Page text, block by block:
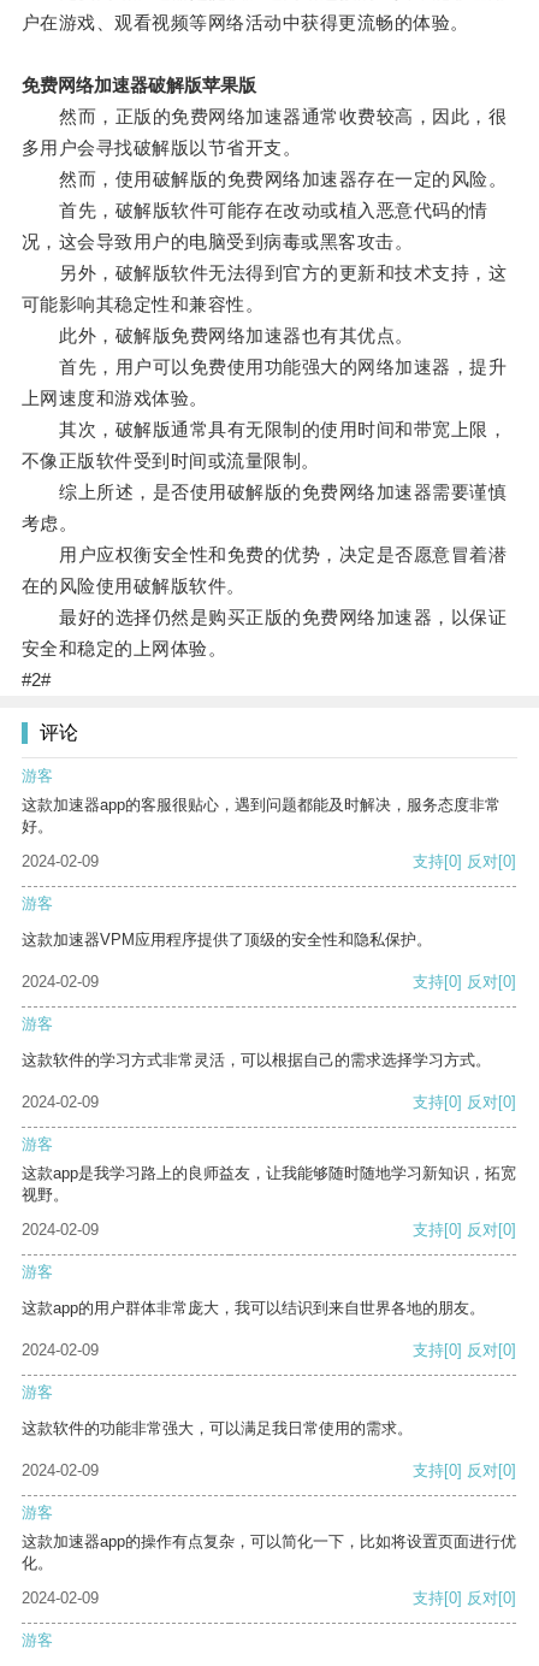
户在游戏、观看视频等网络活动中获得更流畅的体验。
免费网络加速器破解版苹果版
然而，正版的免费网络加速器通常收费较高，因此，很
多用户会寻找破解版以节省开支。
然而，使用破解版的免费网络加速器存在一定的风险。
首先，破解版软件可能存在改动或植入恶意代码的情
况，这会导致用户的电脑受到病毒或黑客攻击。
另外，破解版软件无法得到官方的更新和技术支持，这
可能影响其稳定性和兼容性。
此外，破解版免费网络加速器也有其优点。
首先，用户可以免费使用功能强大的网络加速器，提升
上网速度和游戏体验。
其次，破解版通常具有无限制的使用时间和带宽上限，
不像正版软件受到时间或流量限制。
综上所述，是否使用破解版的免费网络加速器需要谨慎
考虑。
用户应权衡安全性和免费的优势，决定是否愿意冒着潜
在的风险使用破解版软件。
最好的选择仍然是购买正版的免费网络加速器，以保证
安全和稳定的上网体验。
#2#
评论
游客
这款加速器app的客服很贴心，遇到问题都能及时解决，服务态度非常
好。
2024-02-09
支持[0] 反对[0]
游客
这款加速器VPM应用程序提供了顶级的安全性和隐私保护。
2024-02-09 支持[0] 反对[0]
游客
这款软件的学习方式非常灵活，可以根据自己的需求选择学习方式。
2024-02-09 支持[0] 反对[0]
游客
这款app是我学习路上的良师益友，让我能够随时随地学习新知识，拓宽
视野。
2024-02-09
支持[0] 反对[0]
游客
这款app的用户群体非常庞大，我可以结识到来自世界各地的朋友。
2024-02-09 支持[0] 反对[0]
游客
这款软件的功能非常强大，可以满足我日常使用的需求。
2024-02-09 支持[0] 反对[0]
游客
这款加速器app的操作有点复杂，可以简化一下，比如将设置页面进行优
化。
2024-02-09
支持[0] 反对[0]
游客